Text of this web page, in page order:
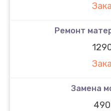
Ремонт
Замена